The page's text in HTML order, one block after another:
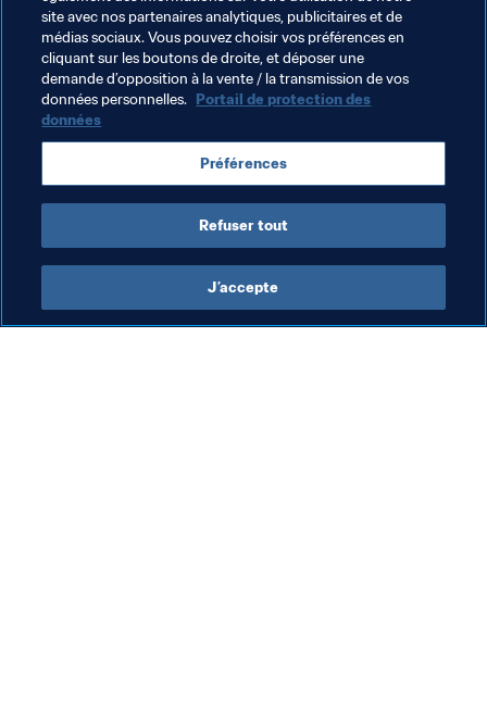
Associations Membres Organisation
Morocco CAF
Organisation
site avec nos partenaires analytiques, publicitaires et de
médias sociaux. Vous pouvez choisir vos préférences en
cliquant sur les boutons de droite, et déposer une
demande d’opposition à la vente / la transmission de vos
données personnelles. Portail de protection des
données
Préférences
Refuser tout
J’accepte